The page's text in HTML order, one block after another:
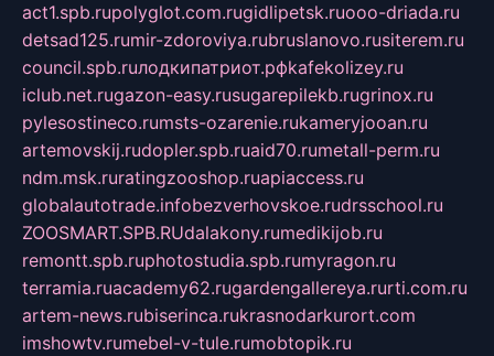
act1.spb.rupolyglot.com.rugidlipetsk.ruooo-driada.ru
detsad125.rumir-zdoroviya.rubruslanovo.rusiterem.ru
council.spb.ruлодкипатриот.рфkafekolizey.ru
iclub.net.rugazon-easy.rusugarepilekb.rugrinox.ru
pylesostineco.rumsts-ozarenie.rukameryjooan.ru
artemovskij.rudopler.spb.ruaid70.rumetall-perm.ru
ndm.msk.ruratingzooshop.ruapiaccess.ru
globalautotrade.infobezverhovskoe.rudrsschool.ru
ZOOSMART.SPB.RUdalakony.rumedikijob.ru
remontt.spb.ruphotostudia.spb.rumyragon.ru
terramia.ruacademy62.rugardengallereya.rurti.com.ru
artem-news.rubiserinca.rukrasnodarkurort.com
imshowtv.rumebel-v-tule.rumobtopik.ru